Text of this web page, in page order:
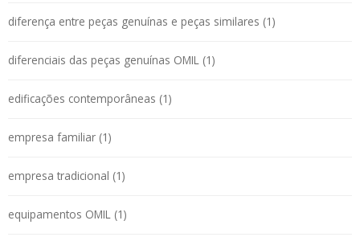
diferença entre peças genuínas e peças similares (1)
diferenciais das peças genuínas OMIL (1)
edificações contemporâneas (1)
empresa familiar (1)
empresa tradicional (1)
equipamentos OMIL (1)